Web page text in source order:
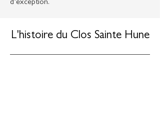
d’exception.
L'histoire du Clos Sainte Hune